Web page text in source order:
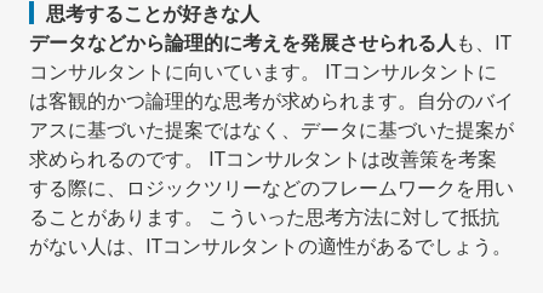
思考することが好きな人
データなどから論理的に考えを発展させられる人 も、IT
コンサルタントに向いています。 ITコンサルタントに
は客観的かつ論理的な思考が求められます。自分のバイ
アスに基づいた提案ではなく、データに基づいた提案が
求められるのです。 ITコンサルタントは改善策を考案
する際に、ロジックツリーなどのフレームワークを用い
ることがあります。 こういった思考方法に対して抵抗
がない人は、ITコンサルタントの適性があるでしょう。